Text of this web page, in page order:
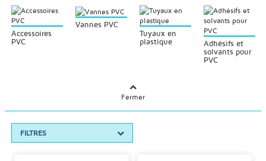
Accessoires
PVC
Vannes PVC
Tuyaux en
plastique
Adhésifs et
solvants pour
PVC
Fermer
FILTRES